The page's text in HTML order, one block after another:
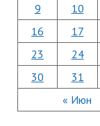
« Июн
9
10
16
17
23
24
30
31